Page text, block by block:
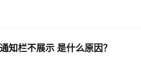
栏不展示 是什么原因？